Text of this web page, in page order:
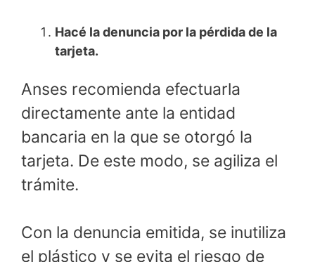
Hacé la denuncia por la pérdida de la
tarjeta.
Anses recomienda efectuarla
directamente ante la entidad
bancaria en la que se otorgó la
tarjeta. De este modo, se agiliza el
trámite.
Con la denuncia emitida, se inutiliza
el plástico y se evita el riesgo de